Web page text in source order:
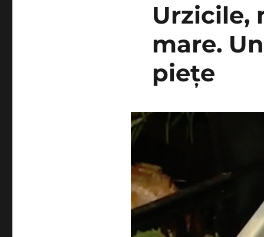
Urzicile,
mare.
pieţe